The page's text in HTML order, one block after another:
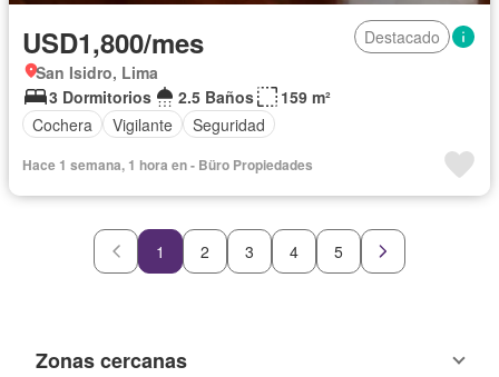
USD1,800/mes
Destacado
San Isidro, Lima
3 Dormitorios
2.5 Baños
159 m²
Cochera
Vigilante Seguridad
Hace 1 semana, 1 hora en - Büro Propiedades
1 2 3 4 5
Zonas cercanas